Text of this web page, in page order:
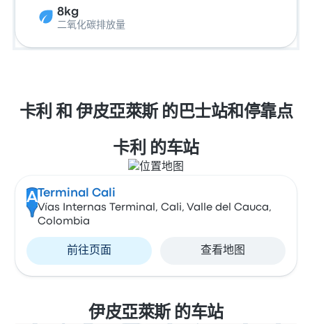
8kg
二氧化碳排放量
卡利 和 伊皮亞萊斯 的巴士站和停靠点
卡利 的车站
A Terminal Cali
Vías Internas Terminal, Cali, Valle del Cauca,
Colombia
前往页面 查看地图
伊皮亞萊斯 的车站